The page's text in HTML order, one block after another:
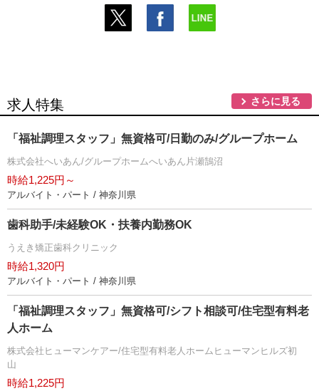
求人特集 さらに見る
「福祉調理スタッフ」無資格可/日勤のみ/グループホーム
株式会社へいあん/グループホームへいあん片瀬鵠沼
時給1,225円～
アルバイト・パート / 神奈川県
歯科助手/未経験OK・扶養内勤務OK
うえき矯正歯科クリニック
時給1,320円
アルバイト・パート / 神奈川県
「福祉調理スタッフ」無資格可/シフト相談可/住宅型有料老
人ホーム
株式会社ヒューマンケアー/住宅型有料老人ホームヒューマンヒルズ初
山
時給1,225円